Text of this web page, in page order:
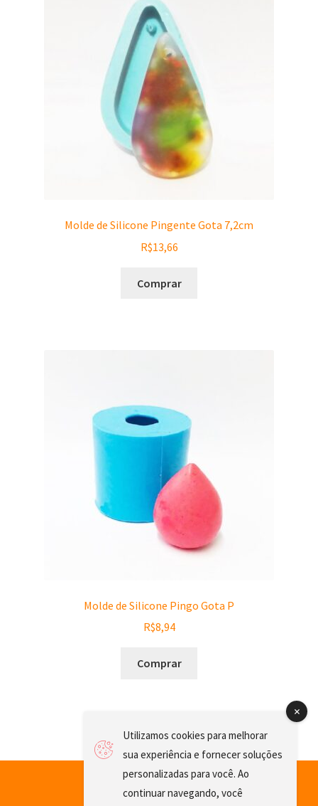
Molde de Silicone Pingente Gota 7,2cm
R$13,66
Comprar
Molde de Silicone Pingo Gota P
R$8,94
Comprar
Utilizamos cookies para melhorar
sua experiência e fornecer soluções
personalizadas para você. Ao
continuar navegando, você